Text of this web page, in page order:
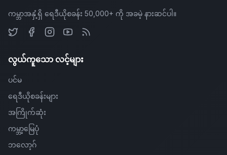
ကမ္ဘာအနှံ့ရှိ ရေဒီယိုစခန်း 50,000+ ကို အခမဲ့ နားဆင်ပါ။
လွယ်ကူသော လင့်များ
ပင်မ
ရေဒီယိုစခန်းများ
အကြိုက်ဆုံး
ကမ္ဘာ့မြေပုံ
ဘလော့ဂ်